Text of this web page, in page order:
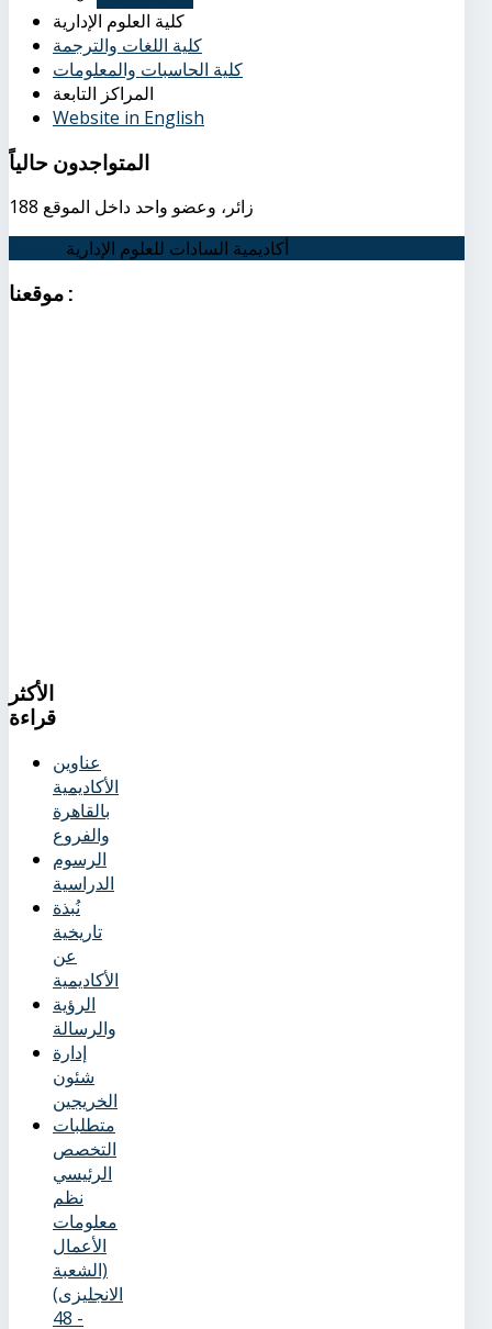
كلية العلوم الإدارية
كلية اللغات والترجمة
كلية الحاسبات والمعلومات
المراكز التابعة
Website in English
المتواجدون حالياً
188 زائر، وعضو واحد داخل الموقع
أكاديمية السادات للعلوم الإدارية
:
الأكثر
قراءة
عناوين
الأكاديمية
بالقاهرة
والفروع
الرسوم
الدراسية
نُبذة
تاريخية
عن
الأكاديمية
الرؤية
والرسالة
إدارة
شئون
الخريجين
متطلبات
التخصص
الرئيسي
نظم
معلومات
الأعمال
(الشعبة
الانجليزى)
- 48